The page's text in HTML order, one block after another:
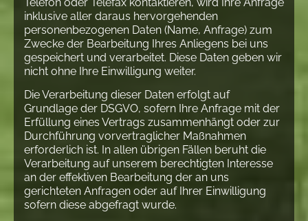
inklusive aller daraus hervorgehenden
personenbezogenen Daten (Name, Anfrage) zum
Zwecke der Bearbeitung Ihres Anliegens bei uns
gespeichert und verarbeitet. Diese Daten geben wir
nicht ohne Ihre Einwilligung weiter.
Die Verarbeitung dieser Daten erfolgt auf
Grundlage der DSGVO, sofern Ihre Anfrage mit der
Erfüllung eines Vertrags zusammenhängt oder zur
Durchführung vorvertraglicher Maßnahmen
erforderlich ist. In allen übrigen Fällen beruht die
Verarbeitung auf unserem berechtigten Interesse
an der effektiven Bearbeitung der an uns
gerichteten Anfragen oder auf Ihrer Einwilligung
sofern diese abgefragt wurde.